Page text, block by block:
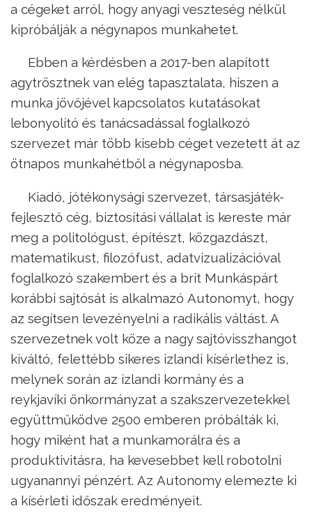
a cégeket arról, hogy anyagi veszteség nélkül
kipróbálják a négynapos munkahetet.
Ebben a kérdésben a 2017-ben alapított
agytrösztnek van elég tapasztalata, hiszen a
munka jövőjével kapcsolatos kutatásokat
lebonyolító és tanácsadással foglalkozó
szervezet már több kisebb céget vezetett át az
ötnapos munkahétből a négynaposba.
Kiadó, jótékonysági szervezet, társasjáték-
fejlesztő cég, biztosítási vállalat is kereste már
meg a politológust, építészt, közgazdászt,
matematikust, filozófust, adatvizualizációval
foglalkozó szakembert és a brit Munkáspárt
korábbi sajtósát is alkalmazó Autonomyt, hogy
az segítsen levezényelni a radikális váltást. A
szervezetnek volt köze a nagy sajtóvisszhangot
kiváltó, felettébb sikeres izlandi kísérlethez is,
melynek során az izlandi kormány és a
reykjavíki önkormányzat a szakszervezetekkel
együttműködve 2500 emberen próbálták ki,
hogy miként hat a munkamorálra és a
produktivitásra, ha kevesebbet kell robotolni
ugyanannyi pénzért. Az Autonomy elemezte ki
a kísérleti időszak eredményeit.